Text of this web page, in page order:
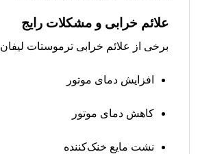
علائم خرابی و مشکلات رایج
برخی از علائم خرابی ترموستات لیفان
افزایش دمای موتور
کاهش دمای موتور
نشت مایع خنک‌کننده